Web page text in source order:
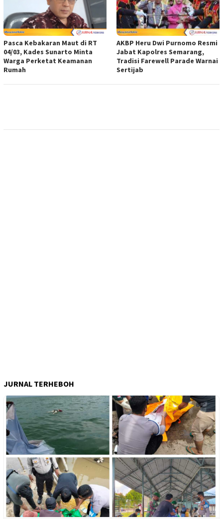
Pasca Kebakaran Maut di RT
04/03, Kades Sunarto Minta
Warga Perketat Keamanan
Rumah
AKBP Heru Dwi Purnomo Resmi
Jabat Kapolres Semarang,
Tradisi Farewell Parade Warnai
Sertijab
JURNAL TERHEBOH